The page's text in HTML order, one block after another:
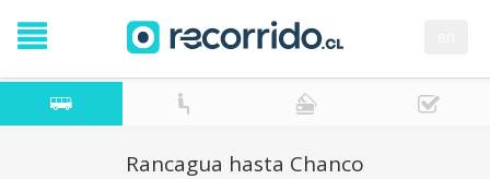
Rancagua hasta Chanco